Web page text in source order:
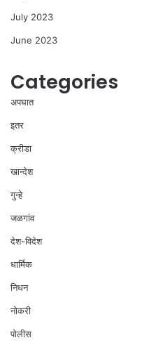
July 2023
June 2023
Categories
अपघात
इतर
क्रीडा
खान्देश
गुन्हे
जळगांव
देश-विदेश
धार्मिक
निधन
नोकरी
पोलीस